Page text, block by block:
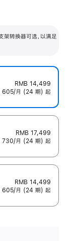
转换器可选，以满足
RMB 14,499
605/月 (24 期) 起
RMB 17,499
730/月 (24 期) 起
RMB 14,499
605/月 (24 期) 起